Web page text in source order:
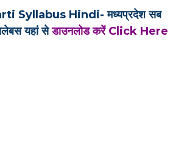
Syllabus Hindi- मध्यप्रदेश सब
यहां सेडाउनलोड करें Click Here